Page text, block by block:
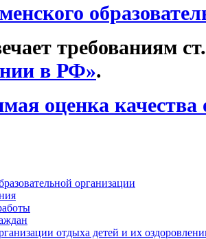
требованиям
в РФ».
оценка качества
организации
отдыха детей и их